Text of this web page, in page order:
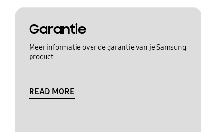
Garantie
Meer informatie over de garantie van je Samsung
product
READ MORE